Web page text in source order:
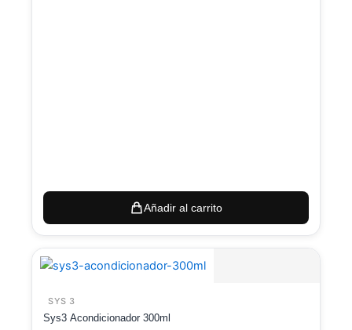
Añadir al carrito
SYS 3
Sys3 Acondicionador 300ml